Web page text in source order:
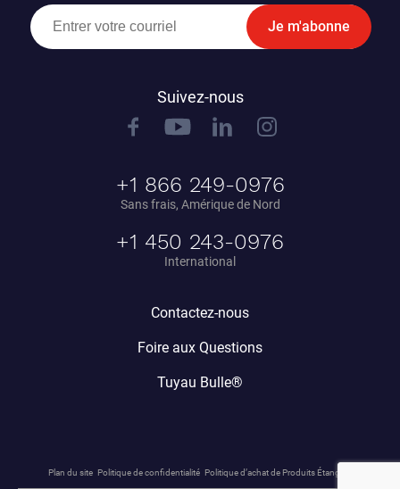
Je m'abonne
Suivez-nous
+1 866 249-0976
Sans frais, Amérique de Nord
+1 450 243-0976
International
Contactez-nous
Foire aux Questions
Tuyau Bulle®
Plan du site Politique de confidentialité Politique d’achat de Produits Étang.ca